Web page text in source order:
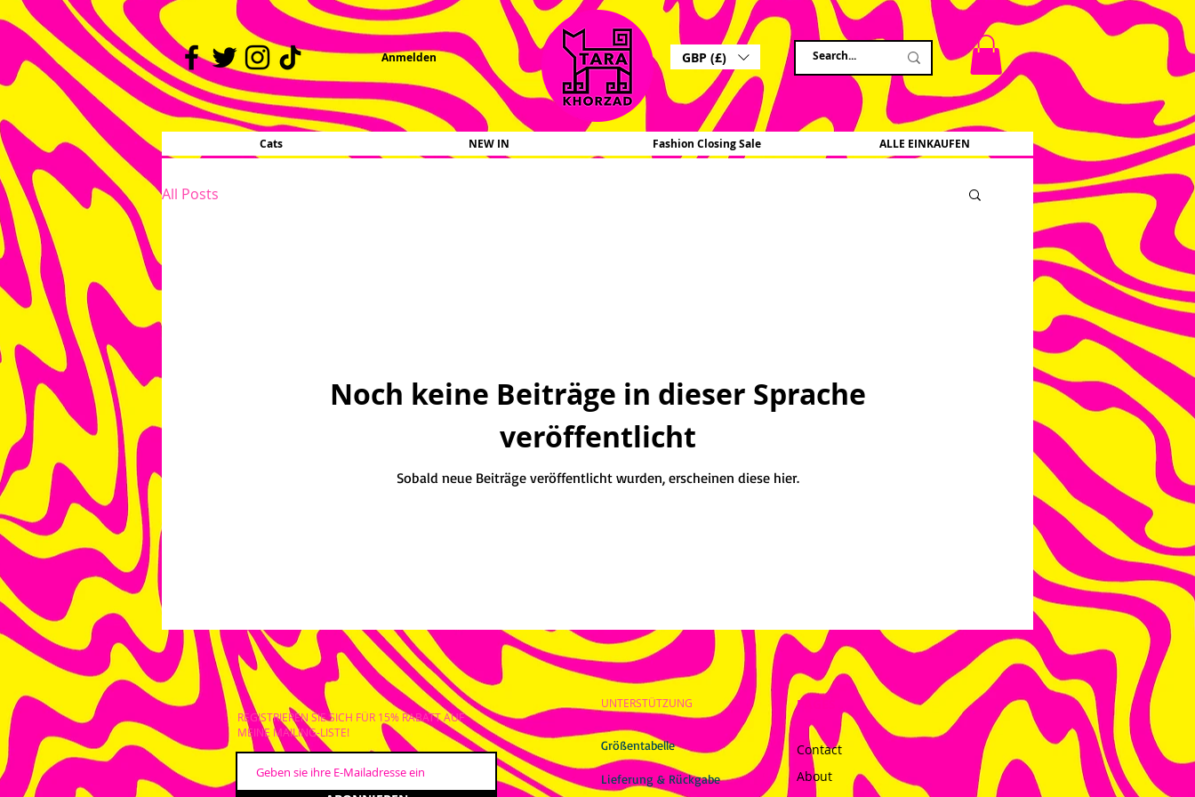
Anmelden GBP (£)
Cats NEW IN Fashion Closing Sale ALLE EINKAUFEN
All Posts
Noch keine Beiträge in dieser Sprache
veröffentlicht
Sobald neue Beiträge veröffentlicht wurden, erscheinen diese hier.
REGISTRIEREN SIE SICH FÜR 15% RABATT AUF
MEINE MAILING-LISTE!
UNTERSTÜTZUNG
Größentabelle
Lieferung & Rückgabe
PAGES
Contact
About